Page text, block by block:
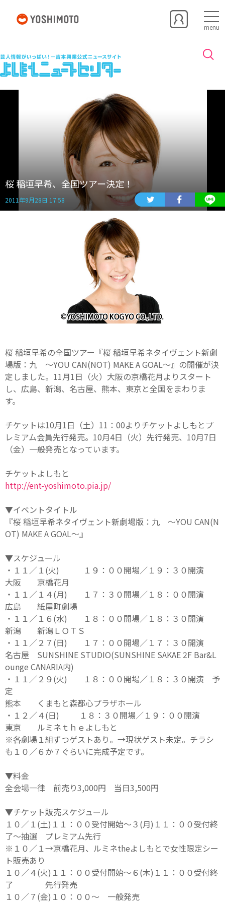
menu
桜 稲垣早希、全国ツアー決定！
2011年9月28日 17:58
桜 稲垣早希の全国ツアー『桜 稲垣早希ネタイヴェント新劇
場版：九 ～YOU CAN(NOT) MAKE A GOAL～』の開催が決
定しました。11月1日（火）大阪の京橋花月よりスタート
し、広島、新潟、名古屋、熊本、東京と全国をまわりま
す。
チケットは10月1日（土）11：00よりチケットよしもとプ
レミアム会員先行発売。10月4日（火）先行発売、10月7日
（金）一般発売となっています。
チケットよしもと
http://ent-yoshimoto.pia.jp/
▼イベントタイトル
『桜 稲垣早希ネタイヴェント新劇場版：九 ～YOU CAN(N
OT) MAKE A GOAL～』
▼スケジュール
・１１／１(火) １９：００開場／１９：３０開演
大阪 京橋花月
・１１／１４(月) １７：３０開場／１８：００開演
広島 紙屋町劇場
・１１／１６(水) １８：００開場／１８：３０開演
新潟 新潟ＬＯＴＳ
・１１／２７(日) １７：００開場／１７：３０開演
名古屋 SUNSHINE STUDIO(SUNSHINE SAKAE 2F Bar&L
ounge CANARIA内)
・１１／２９(火) １８：００開場／１８：３０開演 予
定
熊本 くまもと森都心プラザホール
・１２／４(日) １８：３０開場／１９：００開演
東京 ルミネｔｈｅよしもと
※各劇場１組ずつゲストあり。→現状ゲスト未定。チラシ
も１０／６か７ぐらいに完成予定です。
▼料金
全会場一律 前売り3,000円 当日3,500円
▼チケット販売スケジュール
１０／１(土)１１：００受付開始～３(月)１１：００受付終
了～抽選 プレミアム先行
※１０／１→京橋花月、ルミネtheよしもとで女性限定シー
ト販売あり
１０／４(火)１１：００受付開始～６(木)１１：００受付終
了 先行発売
１０／７(金)１０：００～ 一般発売